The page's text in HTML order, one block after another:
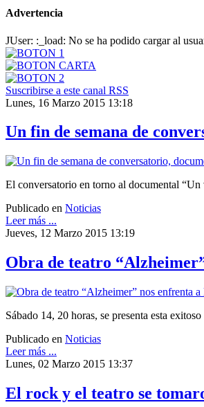
Advertencia
JUser: :_load: No se ha podido cargar al
Suscribirse a este canal RSS
Lunes, 16 Marzo 2015 13:18
Un fin de semana de
El conversatorio en torno al documental
Publicado en Noticias
Leer más ...
Jueves, 12 Marzo 2015 13:19
Obra de teatro
Sábado 14, 20 horas, se presenta esta
Publicado en Noticias
Leer más ...
Lunes, 02 Marzo 2015 13:37
El rock y el teatro se